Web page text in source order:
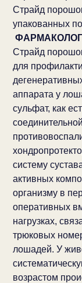
Страйд
упакованных
Страйд
для
аппарата у
сульфат, как
систему
активных
организму в
оперативных
нагрузках,
трюковых
лошадей. У
возрастом